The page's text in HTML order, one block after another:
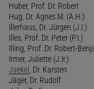
Huber, Prof. Dr. Robert
Hug, Dr. Agnes M. (A.H.)
Illerhaus, Dr. Jürgen (J.I.)
Illes, Prof. Dr. Peter (P.I.)
Illing, Prof. Dr. Robert-
Irmer, Juliette (J.Ir.)
Jaekel , Dr. Karsten
Jäger, Dr. Rudolf